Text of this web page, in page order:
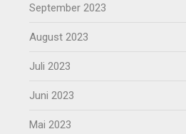
September 2023
August 2023
Juli 2023
Juni 2023
Mai 2023